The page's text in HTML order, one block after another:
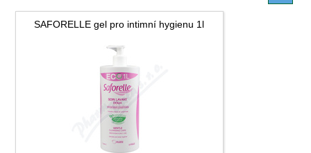
SAFORELLE gel pro intimní hygienu 1l